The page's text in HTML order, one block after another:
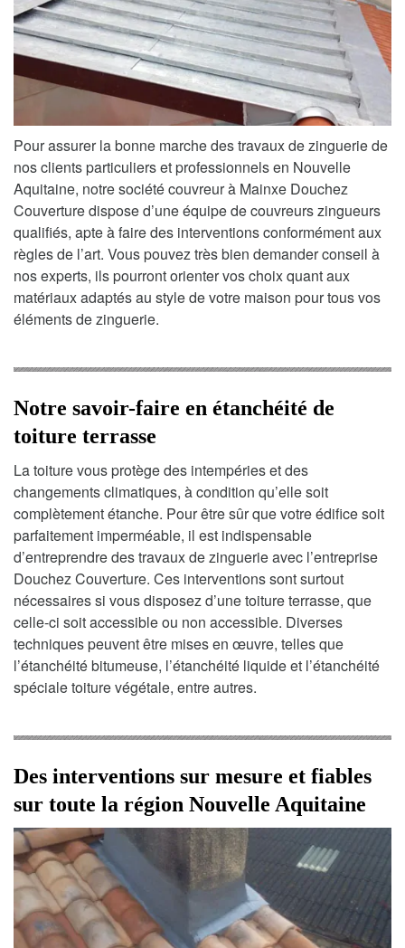
Pour assurer la bonne marche des travaux de zinguerie de
nos clients particuliers et professionnels en Nouvelle
Aquitaine, notre société couvreur à Mainxe Douchez
Couverture dispose d’une équipe de couvreurs zingueurs
qualifiés, apte à faire des interventions conformément aux
règles de l’art. Vous pouvez très bien demander conseil à
nos experts, ils pourront orienter vos choix quant aux
matériaux adaptés au style de votre maison pour tous vos
éléments de zinguerie.
Notre savoir-faire en étanchéité de
toiture terrasse
La toiture vous protège des intempéries et des
changements climatiques, à condition qu’elle soit
complètement étanche. Pour être sûr que votre édifice soit
parfaitement imperméable, il est indispensable
d’entreprendre des travaux de zinguerie avec l’entreprise
Douchez Couverture. Ces interventions sont surtout
nécessaires si vous disposez d’une toiture terrasse, que
celle-ci soit accessible ou non accessible. Diverses
techniques peuvent être mises en œuvre, telles que
l’étanchéité bitumeuse, l’étanchéité liquide et l’étanchéité
spéciale toiture végétale, entre autres.
Des interventions sur mesure et fiables
sur toute la région Nouvelle Aquitaine